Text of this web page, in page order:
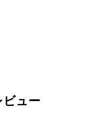
ビュー